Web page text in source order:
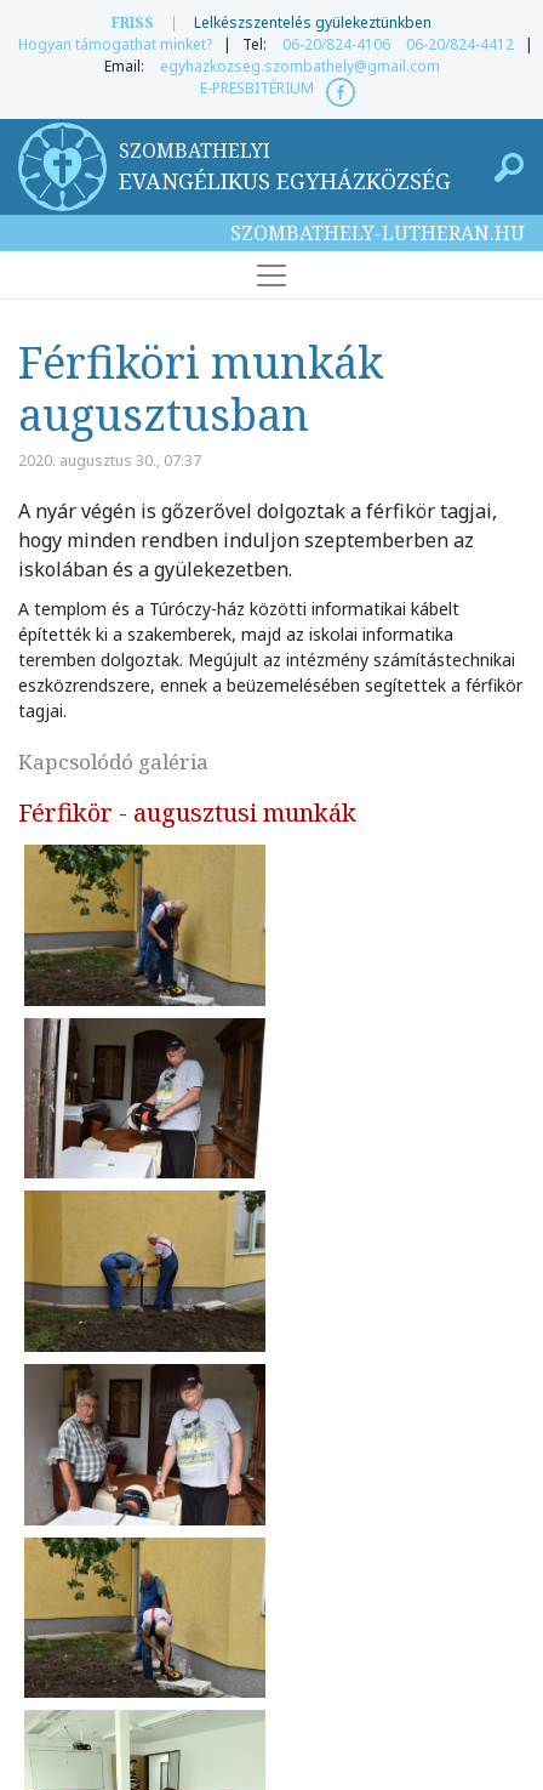
FRISS |
Lelkészszentelés gyülekeztünkben
Hogyan támogathat minket? | Tel: 06-20/824-4106 06-20/824-4412 |
Email:
egyhazkozseg.szombathely@gmail.com
E-PRESBITÉRIUM
SZOMBATHELYI
EVANGÉLIKUS EGYHÁZKÖZSÉG
SZOMBATHELY-LUTHERAN.HU
Férfiköri munkák
augusztusban
2020. augusztus 30., 07:37
A nyár végén is gőzerővel dolgoztak a férfikör tagjai,
hogy minden rendben induljon szeptemberben az
iskolában és a gyülekezetben.
A templom és a Túróczy-ház közötti informatikai kábelt
építették ki a szakemberek, majd az iskolai informatika
teremben dolgoztak. Megújult az intézmény számítástechnikai
eszközrendszere, ennek a beüzemelésében segítettek a férfikör
tagjai.
Kapcsolódó galéria
Férfikör - augusztusi munkák